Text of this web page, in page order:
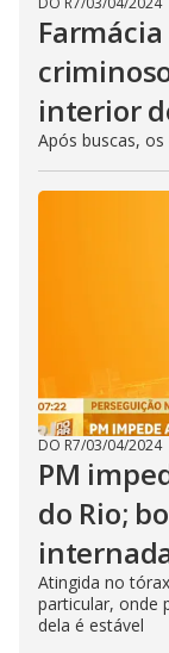
interior
Após buscas,
DO R7/03/04/2024
PM
do Rio;
Atingida no
particular, onde
dela é estável